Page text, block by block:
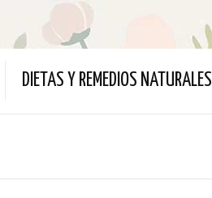
DIETAS Y REMEDIOS NATURALES